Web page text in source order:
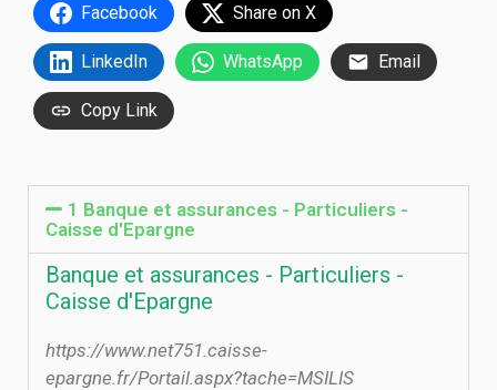
Facebook Share on X
LinkedIn WhatsApp Email
Copy Link
1 Banque et assurances - Particuliers -
Caisse d'Epargne
Banque et assurances - Particuliers -
Caisse d'Epargne
https://www.net751.caisse-
epargne.fr/Portail.aspx?tache=MSILIS